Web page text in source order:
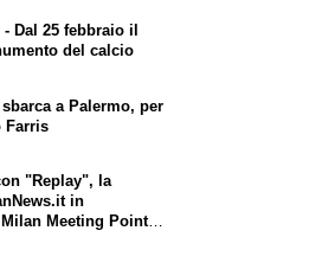
Dal 25 febbraio il
del calcio
a Palermo, per
Farris
"Replay", la
in
Meeting Point: i